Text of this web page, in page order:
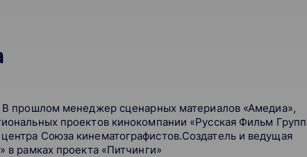
В прошлом менеджер сценарных материалов «Амедиа»,
проектов кинокомпании «Русская Фильм
Союза кинематографистов.Создатель и ведущая
в рамках проекта «Питчинги»